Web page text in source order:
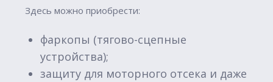
Здесь можно приобрести:
фаркопы (тягово-сцепные
устройства);
защиту для моторного отсека и даже